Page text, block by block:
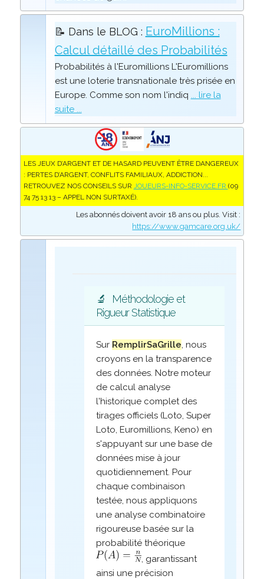
📝 Dans le BLOG : EuroMillions :
Calcul détaillé des Probabilités
Probabilités à l'Euromillions L'Euromillions
est une loterie transnationale très prisée en
Europe. Comme son nom l'indiq ... lire la
suite ...
LES JEUX D’ARGENT ET DE HASARD PEUVENT ÊTRE DANGEREUX
: PERTES D’ARGENT, CONFLITS FAMILIAUX, ADDICTION...
RETROUVEZ NOS CONSEILS SUR JOUEURS-INFO-SERVICE.FR (09
74 75 13 13 – APPEL NON SURTAXÉ).
Les abonnés doivent avoir 18 ans ou plus. Visit :
https://www.gamcare.org.uk/
🔬
Méthodologie et
Rigueur Statistique
Sur RemplirSaGrille, nous
croyons en la transparence
des données. Notre moteur
de calcul analyse
l'historique complet des
tirages officiels (Loto, Super
Loto, Euromillions, Keno) en
s'appuyant sur une base de
données mise à jour
quotidiennement. Pour
chaque combinaison
testée, nous appliquons
une analyse combinatoire
rigoureuse basée sur la
probabilité théorique
, garantissant
ainsi une précision